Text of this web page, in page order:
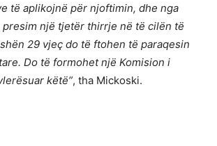
të aplikojnë për njoftimin, dhe nga
një tjetër thirrje në të cilën të
29 vjeç do të ftohen të paraqesin
Do të formohet një Komision i
këtë”, tha Mickoski.